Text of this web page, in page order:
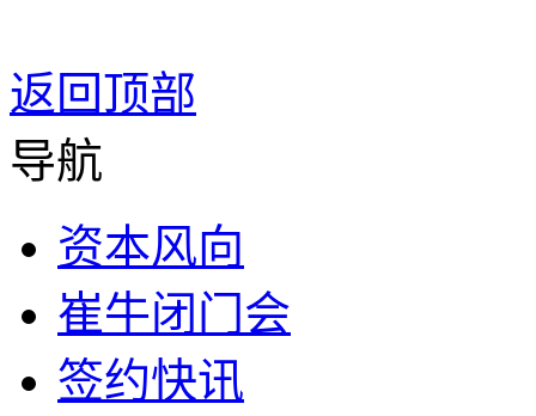
返回顶部
导航
资本风向
崔牛闭门会
签约快讯